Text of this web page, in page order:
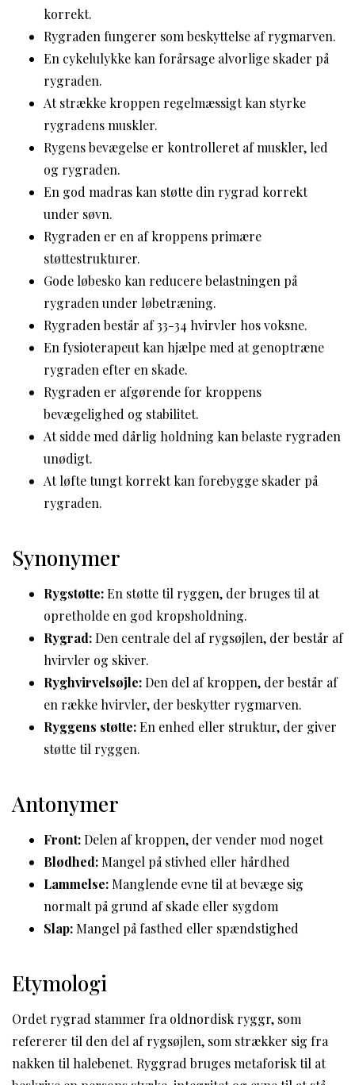
korrekt.
Rygraden fungerer som beskyttelse af rygmarven.
En cykelulykke kan forårsage alvorlige skader på
rygraden.
At strække kroppen regelmæssigt kan styrke
rygradens muskler.
Rygens bevægelse er kontrolleret af muskler, led
og rygraden.
En god madras kan støtte din rygrad korrekt
under søvn.
Rygraden er en af kroppens primære
støttestrukturer.
Gode løbesko kan reducere belastningen på
rygraden under løbetræning.
Rygraden består af 33-34 hvirvler hos voksne.
En fysioterapeut kan hjælpe med at genoptræne
rygraden efter en skade.
Rygraden er afgørende for kroppens
bevægelighed og stabilitet.
At sidde med dårlig holdning kan belaste rygraden
unødigt.
At løfte tungt korrekt kan forebygge skader på
rygraden.
Synonymer
Rygstøtte:En støtte til ryggen, der bruges til at
opretholde en god kropsholdning.
Rygrad:Den centrale del af rygsøjlen, der består af
hvirvler og skiver.
Ryghvirvelsøjle:Den del af kroppen, der består af
en række hvirvler, der beskytter rygmarven.
Ryggens støtte:En enhed eller struktur, der giver
støtte til ryggen.
Antonymer
Front:Delen af kroppen, der vender mod noget
Blødhed: Mangel på stivhed eller hårdhed
Lammelse: Manglende evne til at bevæge sig
normalt på grund af skade eller sygdom
Slap: Mangel på fasthed eller spændstighed
Etymologi
Ordet rygrad stammer fra oldnordisk ryggr, som
refererer til den del af rygsøjlen, som strækker sig fra
nakken til halebenet. Ryggrad bruges metaforisk til at